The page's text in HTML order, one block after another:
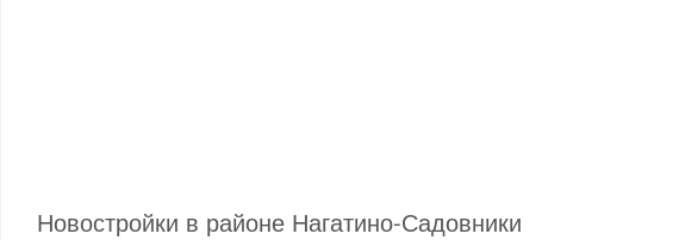
Новостройки в районе Нагатино-Садовники